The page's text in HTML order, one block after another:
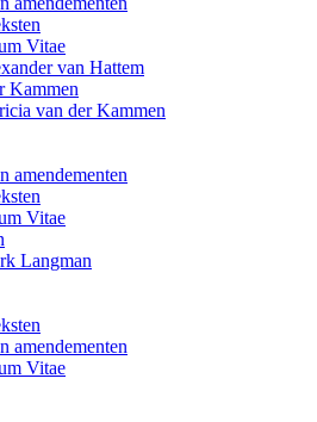
Vitae
van Hattem
Kammen
van der Kammen
amendementen
Vitae
Langman
amendementen
Vitae